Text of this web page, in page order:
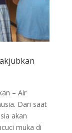
– Air
Dari saat
akan
muka di